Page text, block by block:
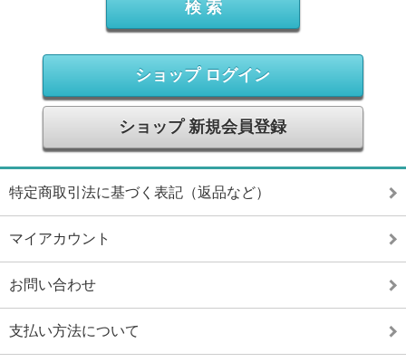
ショップ ログイン
ショップ 新規会員登録
特定商取引法に基づく表記（返品など）
マイアカウント
お問い合わせ
支払い方法について